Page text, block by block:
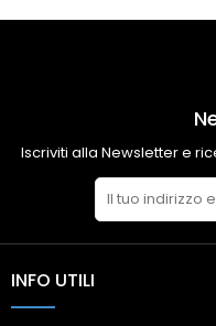
Iscriviti alla Newsletter e
INFO UTILI